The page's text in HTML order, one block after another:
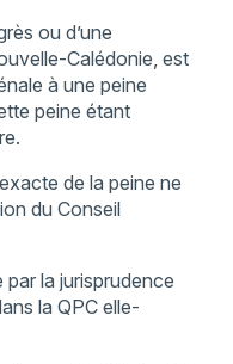
ou d’une
Calédonie, est
à une peine
peine étant
de la peine ne
du Conseil
la jurisprudence
la QPC elle-